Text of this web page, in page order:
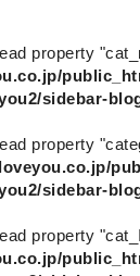
property
sidebar-
property
sidebar-
property